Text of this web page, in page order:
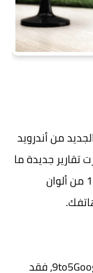
من أندرويد
تقارير جديدة ما
سيجلبه الإصدار النهائي من أندرويد 12 من ألوان
ووفقًا لتقارير موقعي SlashGear و9to5Google، فقد